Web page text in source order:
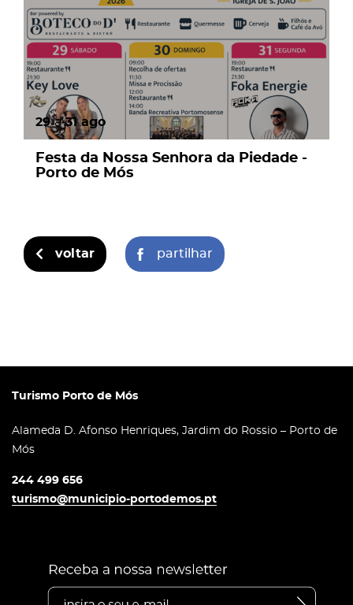
29 a 31 ago
Festa da Nossa Senhora da Piedade -
Porto de Mós
voltar partilhar
Turismo Porto de Mós
Alameda D. Afonso Henriques, Jardim do Rossio – Porto de
Mós
244 499 656
turismo@municipio-portodemos.pt